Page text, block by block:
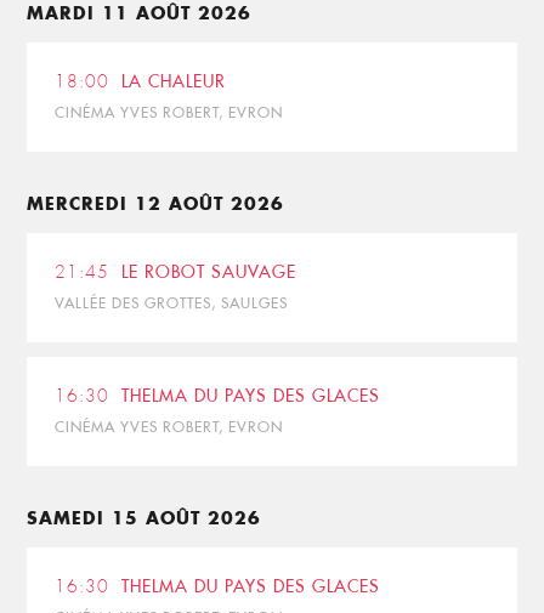
MARDI 11 AOÛT 2026
18:00 LA CHALEUR
CINÉMA YVES ROBERT, EVRON
MERCREDI 12 AOÛT 2026
21:45 LE ROBOT SAUVAGE
VALLÉE DES GROTTES, SAULGES
16:30 THELMA DU PAYS DES GLACES
CINÉMA YVES ROBERT, EVRON
SAMEDI 15 AOÛT 2026
16:30 THELMA DU PAYS DES GLACES